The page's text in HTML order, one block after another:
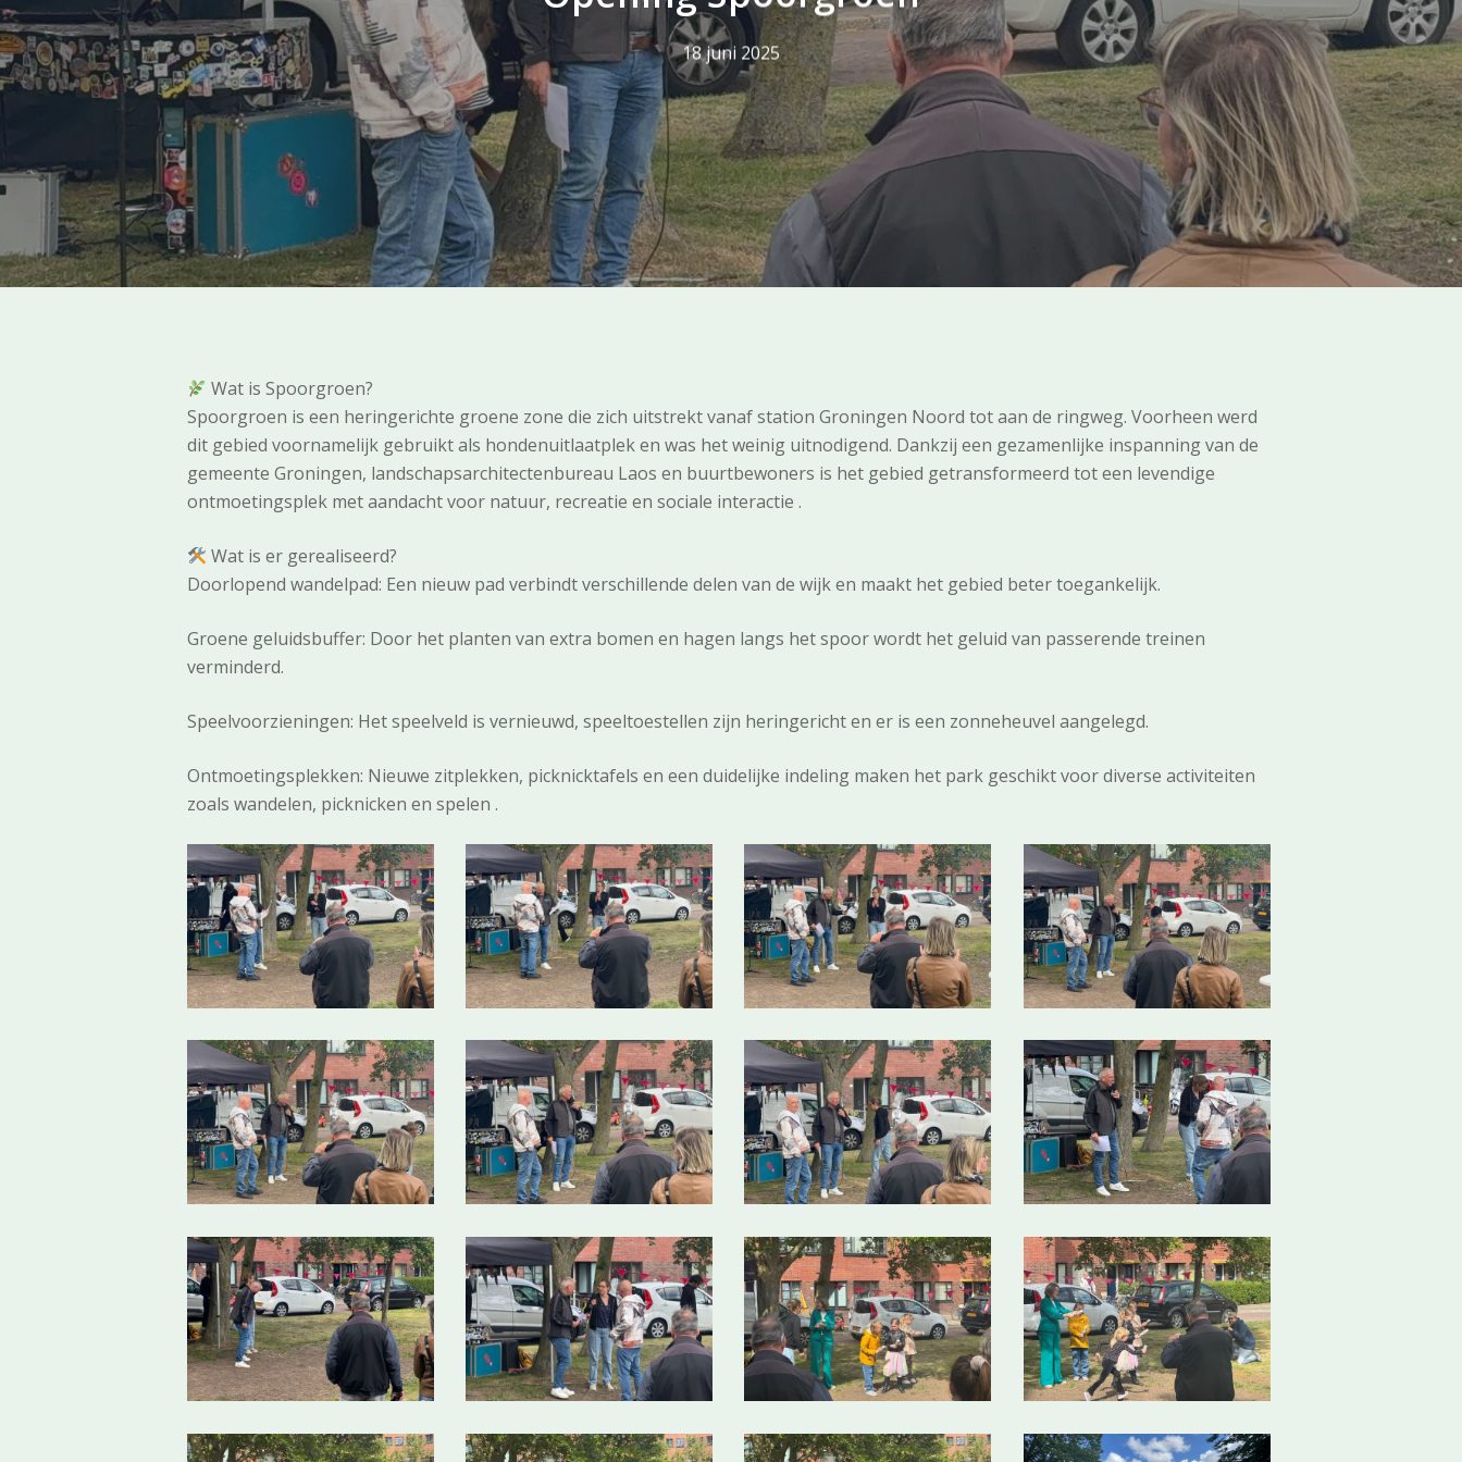
18 juni 2025
Wat is Spoorgroen?
Spoorgroen is een heringerichte groene zone die zich uitstrekt vanaf station Groningen Noord tot aan de ringweg. Voorheen werd
dit gebied voornamelijk gebruikt als hondenuitlaatplek en was het weinig uitnodigend. Dankzij een gezamenlijke inspanning van de
gemeente Groningen, landschapsarchitectenbureau Laos en buurtbewoners is het gebied getransformeerd tot een levendige
ontmoetingsplek met aandacht voor natuur, recreatie en sociale interactie .
Wat is er gerealiseerd?
Doorlopend wandelpad: Een nieuw pad verbindt verschillende delen van de wijk en maakt het gebied beter toegankelijk.
Groene geluidsbuffer: Door het planten van extra bomen en hagen langs het spoor wordt het geluid van passerende treinen
verminderd.
Speelvoorzieningen: Het speelveld is vernieuwd, speeltoestellen zijn heringericht en er is een zonneheuvel aangelegd.
Ontmoetingsplekken: Nieuwe zitplekken, picknicktafels en een duidelijke indeling maken het park geschikt voor diverse activiteiten
zoals wandelen, picknicken en spelen .
1 3
5 6 7 8
10 12 13
14 15 16 17